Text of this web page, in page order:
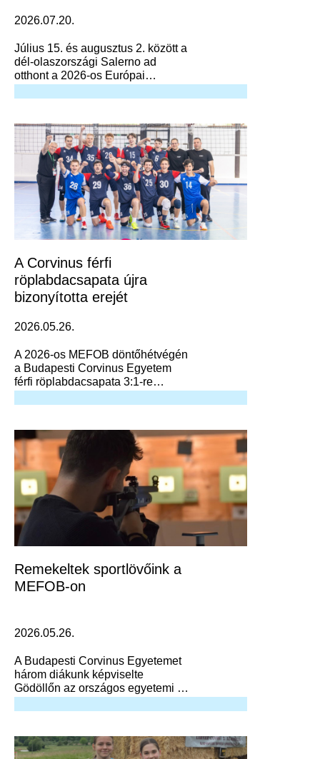
2026.07.20.
Július 15. és augusztus 2. között a
dél-olaszországi Salerno ad
otthont a 2026-os Európai
amely a kontinens legnagyobb
A Corvinus férfi
röplabdacsapata újra
bizonyította erejét
2026.05.26.
A 2026-os MEFOB döntőhétvégén
a Budapesti Corvinus Egyetem
férfi röplabdacsapata 3:1-re
DEAC csapata ellen, és ezzel
egyetemi bajnokságon!
Remekeltek sportlövőink a
MEFOB-on
2026.05.26.
A Budapesti Corvinus Egyetemet
három diákunk képviselte
Gödöllőn az országos egyetemi és